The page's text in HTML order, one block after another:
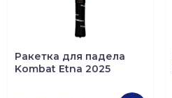
Ракетка для падела
Kombat Etna 2025